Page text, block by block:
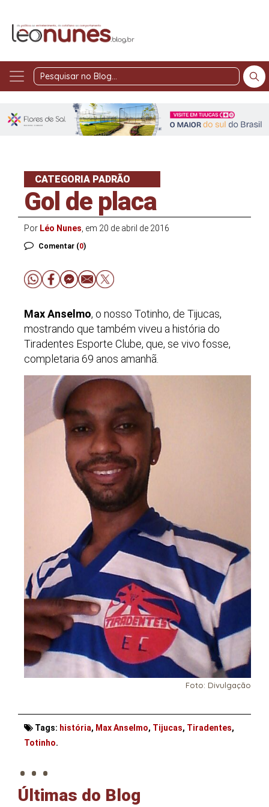
Pesquisar
Blog
CATEGORIA PADRÃO
Gol de placa
Por Léo Nunes , em 20 de abril de 2016
Comentar (0)
Max Anselmo, o nosso Totinho, de Tijucas,
mostrando que também viveu a história do
Tiradentes Esporte Clube, que, se vivo fosse,
completaria 69 anos amanhã.
Foto: Divulgação
Tags: história, Max Anselmo, Tijucas, Tiradentes,
Totinho.
. . .
Últimas do Blog